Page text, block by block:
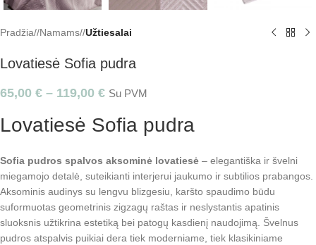
Pradžia/ Namams/ Užtiesalai
Lovatiesė Sofia pudra
65,00 € – 119,00 € Su PVM
Lovatiesė Sofia pudra
Sofia pudros spalvos aksominė lovatiesė – elegantiška ir švelni
miegamojo detalė, suteikianti interjerui jaukumo ir subtilios prabangos.
Aksominis audinys su lengvu blizgesiu, karšto spaudimo būdu
suformuotas geometrinis zigzagų raštas ir neslystantis apatinis
sluoksnis užtikrina estetiką bei patogų kasdienį naudojimą. Švelnus
pudros atspalvis puikiai dera tiek moderniame, tiek klasikiniame